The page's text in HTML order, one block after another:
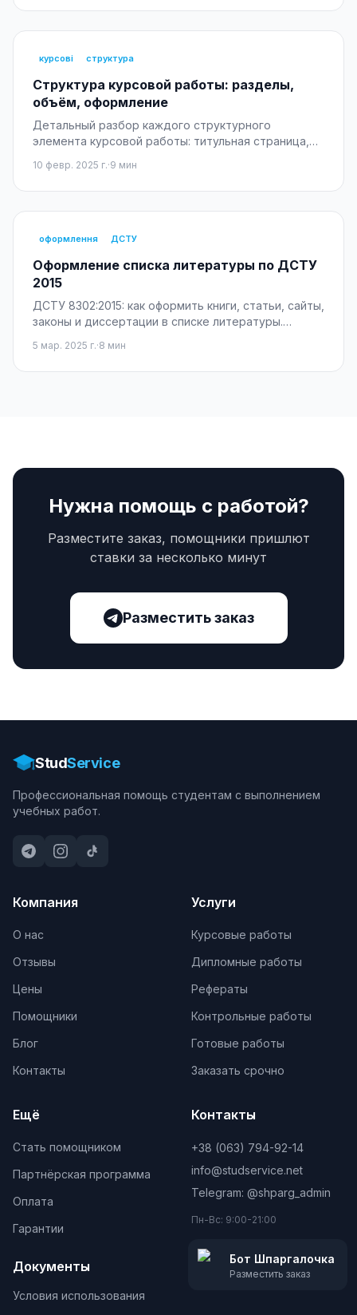
курсові структура
Структура курсовой работы: разделы,
объём, оформление
Детальный разбор каждого структурного
элемента курсовой работы: титульная страница,
10 февр. 2025 г.·9 мин
оформлення ДСТУ
Оформление списка литературы по ДСТУ
2015
ДСТУ 8302:2015: как оформить книги, статьи, сайты,
законы и диссертации в списке литературы.
5 мар. 2025 г.·8 мин
Нужна помощь с работой?
Разместите заказ, помощники пришлют
ставки за несколько минут
Разместить заказ
StudService
Профессиональная помощь студентам с выполнением
учебных работ.
Компания
О нас
Отзывы
Цены
Помощники
Блог
Контакты
Услуги
Курсовые работы
Дипломные работы
Рефераты
Контрольные работы
Готовые работы
Заказать срочно
Ещё
Стать помощником
Партнёрская программа
Оплата
Гарантии
Документы
Условия использования
Контакты
+38 (063) 794-92-14
info@studservice.net
Telegram: @shparg_admin
Пн-Вс: 9:00-21:00
Бот Шпаргалочка
Разместить заказ